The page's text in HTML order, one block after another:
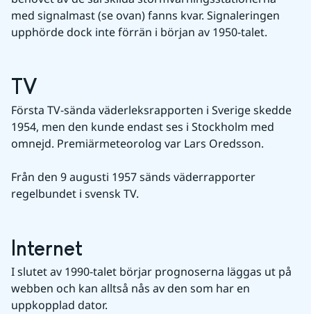
med signalmast (se ovan) fanns kvar. Signaleringen
upphörde dock inte förrän i början av 1950-talet.
TV
Första TV-sända väderleksrapporten i Sverige skedde
1954, men den kunde endast ses i Stockholm med
omnejd. Premiärmeteorolog var Lars Oredsson.
Från den 9 augusti 1957 sänds väderrapporter
regelbundet i svensk TV.
Internet
I slutet av 1990-talet börjar prognoserna läggas ut på
webben och kan alltså nås av den som har en
uppkopplad dator.